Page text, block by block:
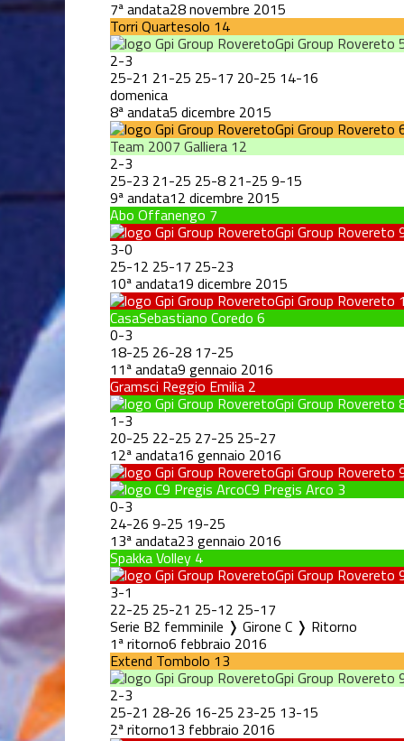
7ª andata28 novembre 2015
Torri Quartesolo 14
Gpi Group Rovereto
2-3
25-21 21-25 25-17 20-25 14-16
domenica
8ª andata5 dicembre 2015
Gpi Group Rovereto
Team 2007 Galliera 12
2-3
25-23 21-25 25-8 21-25 9-15
9ª andata12 dicembre 2015
Abo Offanengo 7
Gpi Group Rovereto
3-0
25-12 25-17 25-23
10ª andata19 dicembre 2015
Gpi Group Rovereto
CasaSebastiano Coredo 6
0-3
18-25 26-28 17-25
11ª andata9 gennaio 2016
Gramsci Reggio Emilia 2
Gpi Group Rovereto
1-3
20-25 22-25 27-25 25-27
12ª andata16 gennaio 2016
Gpi Group Rovereto
C9 Pregis Arco 3
0-3
24-26 9-25 19-25
13ª andata23 gennaio 2016
Spakka Volley 4
Gpi Group Rovereto
3-1
22-25 25-21 25-12 25-17
Serie B2 femminile ❭ Girone C ❭ Ritorno
1ª ritorno6 febbraio 2016
Extend Tombolo 13
Gpi Group Rovereto
2-3
25-21 28-26 16-25 23-25 13-15
2ª ritorno13 febbraio 2016